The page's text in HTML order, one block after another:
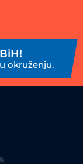
okruženju.